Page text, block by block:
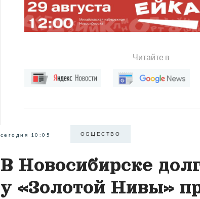
Читайте в
сегодня 10:05 ОБЩЕСТВО
В Новосибирске
у «Золотой Нивы»